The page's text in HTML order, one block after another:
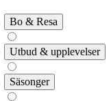
Bo & Resa
Utbud & upplevelser
Säsonger